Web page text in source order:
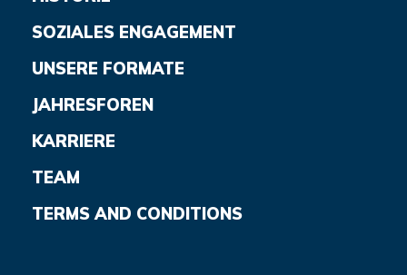
SOZIALES ENGAGEMENT
UNSERE FORMATE
JAHRESFOREN
KARRIERE
TEAM
TERMS AND CONDITIONS